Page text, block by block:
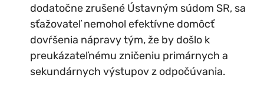
dodatočne zrušené Ústavným súdom SR, sa
sťažovateľ nemohol efektívne domôcť
dovŕšenia nápravy tým, že by došlo k
preukázateľnému zničeniu primárnych a
sekundárnych výstupov z odpočúvania.